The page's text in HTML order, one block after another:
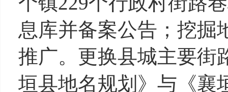
息库并备案公告；挖掘
推广。更换县城主要街
垣县地名规划》与《襄